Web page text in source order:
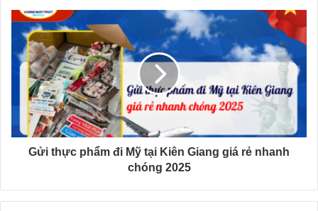
Gửi thực phẩm đi Mỹ tại Kiên Giang giá rẻ nhanh
chóng 2025